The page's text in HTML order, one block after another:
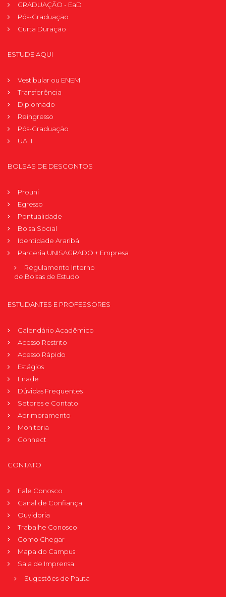
GRADUAÇÃO - EaD
Pós-Graduação
Curta Duração
ESTUDE AQUI
Vestibular ou ENEM
Transferência
Diplomado
Reingresso
Pós-Graduação
UATI
BOLSAS DE DESCONTOS
Prouni
Egresso
Pontualidade
Bolsa Social
Identidade Araribá
Parceria UNISAGRADO + Empresa
Regulamento Interno
de Bolsas de Estudo
ESTUDANTES E PROFESSORES
Calendário Acadêmico
Acesso Restrito
Acesso Rápido
Estágios
Enade
Dúvidas Frequentes
Setores e Contato
Aprimoramento
Monitoria
Connect
CONTATO
Fale Conosco
Canal de Confiança
Ouvidoria
Trabalhe Conosco
Como Chegar
Mapa do Campus
Sala de Imprensa
Sugestões de Pauta